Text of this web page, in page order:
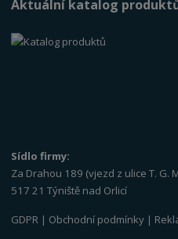
Aktuální katalog
Sídlo firmy:
Za Drahou 189 (vjezd z ulice T. G.
517 21 Týniště nad Orlicí
GDPR | Obchodní podmínky |